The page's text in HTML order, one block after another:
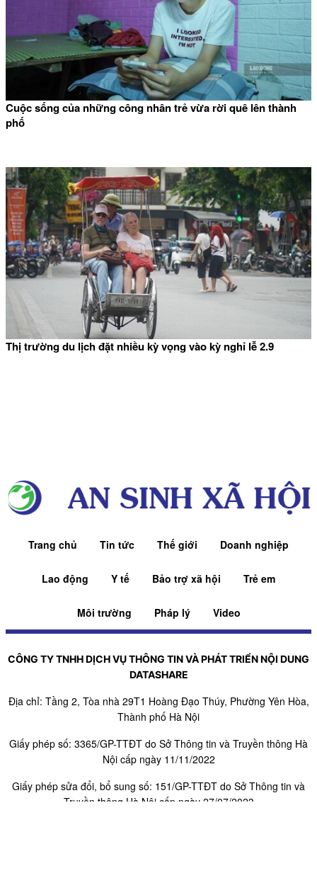
Cuộc sống của những công nhân trẻ vừa rời quê lên thành
phố
Thị trường du lịch đặt nhiều kỳ vọng vào kỳ nghỉ lễ 2.9
Trang chủ Tin tức Thế giới Doanh nghiệp
Lao động Y tế Bảo trợ xã hội Trẻ em
Môi trường Pháp lý Video
CÔNG TY TNHH DỊCH VỤ THÔNG TIN VÀ PHÁT TRIỂN NỘI DUNG
DATASHARE
Địa chỉ: Tầng 2, Tòa nhà 29T1 Hoàng Đạo Thúy, Phường Yên Hòa,
Thành phố Hà Nội
Giấy phép số: 3365/GP-TTĐT do Sở Thông tin và Truyền thông Hà
Nội cấp ngày 11/11/2022
Giấy phép sửa đổi, bổ sung số: 151/GP-TTĐT do Sở Thông tin và
Truyền thông Hà Nội cấp ngày 27/07/2023